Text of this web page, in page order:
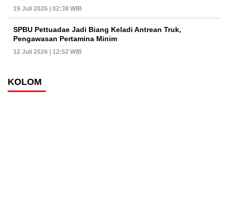
19 Juli 2026 | 02:38 WIB
SPBU Pettuadae Jadi Biang Keladi Antrean Truk,
Pengawasan Pertamina Minim
12 Juli 2026 | 12:52 WIB
KOLOM